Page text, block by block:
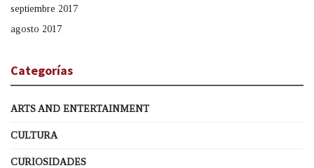
septiembre 2017
agosto 2017
Categorías
ARTS AND ENTERTAINMENT
CULTURA
CURIOSIDADES